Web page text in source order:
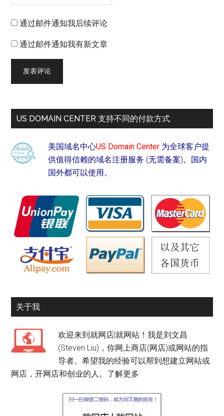
通过邮件通知我后续评论
通过邮件通知我有新文章
US DOMAIN CENTER 支持不同的付款方式
美国域名中心US Domain Center 为全球客户提
供值得信赖的域名注册服务 (无需备案)。国内
国外都可以使用。
关于我
欢迎来到就网店|就网站！我是刘文昌
(Steven Liu)，你网上商店(网店)或网站的指
导者。希望我的经验可以帮到想建立网站或
网店，开网店和创业的人。 了解更多